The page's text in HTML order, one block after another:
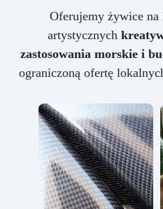
Oferujemy żywice na
artystycznych
zastosowania morskie i
ograniczoną ofertę